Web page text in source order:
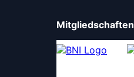
Mitgliedschaften